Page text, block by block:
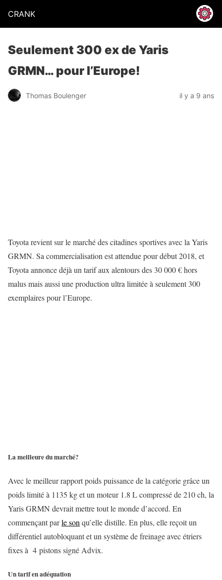
CRANK
Seulement 300 ex de Yaris
GRMN… pour l’Europe!
Thomas Boulenger il y a 9 ans
Toyota revient sur le marché des citadines sportives avec la Yaris
GRMN. Sa commercialisation est attendue pour début 2018, et
Toyota annonce déjà un tarif aux alentours des 30 000 € hors
malus mais aussi une production ultra limitée à seulement 300
exemplaires pour l’Europe.
La meilleure du marché?
Avec le meilleur rapport poids puissance de la catégorie grâce un
poids limité à 1135 kg et un moteur 1.8 L compressé de 210 ch, la
Yaris GRMN devrait mettre tout le monde d’accord. En
commençant parle sonqu’elle distille. En plus, elle reçoit un
différentiel autobloquant et un système de freinage avec étriers
fixes à 4 pistons signé Advix.
Un tarif en adéquation